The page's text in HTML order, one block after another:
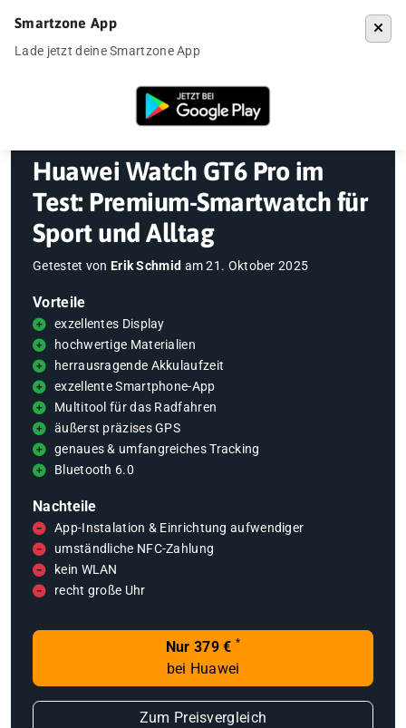
»Smartwatch
Huawei Watch GT6 Pro im
Test: Premium-Smartwatch für
Sport und Alltag
Getestet von Erik Schmid am21. Oktober 2025
Vorteile
exzellentes Display
hochwertige Materialien
herrausragende Akkulaufzeit
exzellente Smartphone-App
Multitool für das Radfahren
äußerst präzises GPS
genaues & umfangreiches Tracking
Bluetooth 6.0
Nachteile
App-Instalation & Einrichtung aufwendiger
umständliche NFC-Zahlung
kein WLAN
recht große Uhr
Nur 379 € *
bei Huawei
Zum Preisvergleich
Smartzone App
Lade jetzt deine Smartzone App